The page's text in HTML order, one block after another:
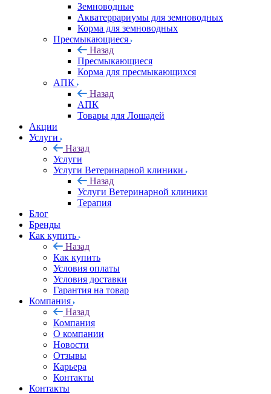
Земноводные
Акватеррариумы для земноводных
Корма для земноводных
Пресмыкающиеся
Назад
Пресмыкающиеся
Корма для пресмыкающихся
АПК
Назад
АПК
Товары для Лошадей
Акции
Услуги
Назад
Услуги
Услуги Ветеринарной клиники
Назад
Услуги Ветеринарной клиники
Терапия
Блог
Бренды
Как купить
Назад
Как купить
Условия оплаты
Условия доставки
Гарантия на товар
Компания
Назад
Компания
О компании
Новости
Отзывы
Карьера
Контакты
Контакты